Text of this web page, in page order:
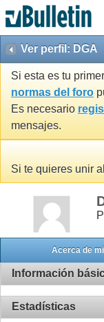
Ver perfil: DGA
Si esta es tu
normas del foro
Es necesario
mensajes.
Si te quieres unir al
Acerca de mi
Información
Estadísticas